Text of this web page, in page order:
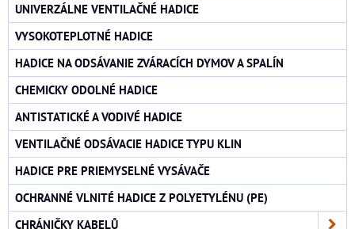
UNIVERZÁLNE VENTILAČNÉ HADICE
VYSOKOTEPLOTNÉ HADICE
HADICE NA ODSÁVANIE ZVÁRACÍCH DYMOV A SPALÍN
CHEMICKY ODOLNÉ HADICE
ANTISTATICKÉ A VODIVÉ HADICE
VENTILAČNÉ ODSÁVACIE HADICE TYPU KLIN
HADICE PRE PRIEMYSELNÉ VYSÁVAČE
OCHRANNÉ VLNITÉ HADICE Z POLYETYLÉNU (PE)
CHRÁNIČKY KABELŮ